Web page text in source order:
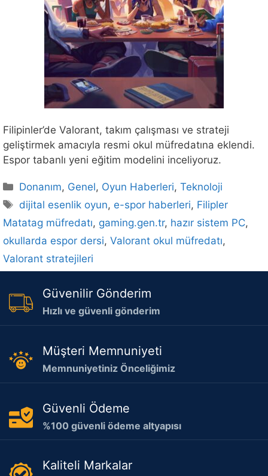
Filipinler’de Valorant, takım çalışması ve strateji
geliştirmek amacıyla resmi okul müfredatına eklendi.
Espor tabanlı yeni eğitim modelini inceliyoruz.
Kategoriler
Donanım, Genel, Oyun Haberleri,Teknoloji
Etiketler
dijital esenlik oyun, e-spor haberleri, Filipler
Matatag müfredatı, gaming.gen.tr, hazır sistem PC,
okullarda espor dersi, Valorant okul müfredatı,
Valorant stratejileri
Güvenilir Gönderim
Hızlı ve güvenli gönderim
Müşteri Memnuniyeti
Memnuniyetiniz Önceliğimiz
Güvenli Ödeme
%100 güvenli ödeme altyapısı
Kaliteli Markalar